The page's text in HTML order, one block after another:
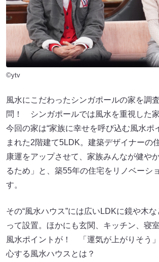
©ytv
風水にこだわったシンガポールの家を調
問！ シンガポールでは風水を重視した家
今回の家は“家族に幸せを呼び込む風水ポ
まれた2階建て5LDK。建築デザイナーの
康運をアップさせて、家族みんなが健や
るため」と、築55年の住宅をリノベーシ
す。
その“風水ハウス”には広いLDKに鏡や木
って設置。ほかにも玄関、キッチン、寝
風水ポイントが！ 「運気が上がりそう
心する風水ハウスとは？